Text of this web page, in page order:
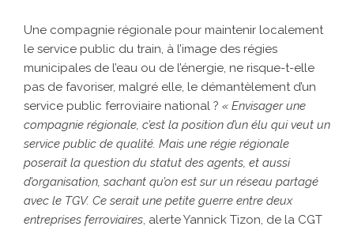
Une compagnie régionale pour maintenir localement
le service public du train, à l’image des régies
municipales de l’eau ou de l’énergie, ne risque-t-elle
pas de favoriser, malgré elle, le démantèlement d’un
service public ferroviaire national ? « Envisager une
compagnie régionale, c’est la position d’un élu qui veut un
service public de qualité. Mais une régie régionale
poserait la question du statut des agents, et aussi
d’organisation, sachant qu’on est sur un réseau partagé
avec le TGV. Ce serait une petite guerre entre deux
entreprises ferroviaires, alerte Yannick Tizon, de la CGT